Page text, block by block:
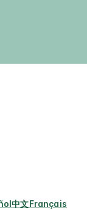
中文Français